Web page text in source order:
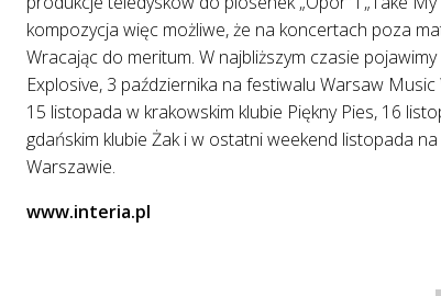
kompozycja więc możliwe, że na koncertach poza
Wracając do meritum. W najbliższym czasie
Explosive, 3 października na festiwalu Warsaw
15 listopada w krakowskim klubie Piękny Pies, 16
gdańskim klubie Żak i w ostatni weekend listopada
Warszawie.
www.interia.pl